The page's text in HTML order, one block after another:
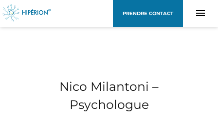
PRENDRE CONTACT
Nico Milantoni –
Psychologue